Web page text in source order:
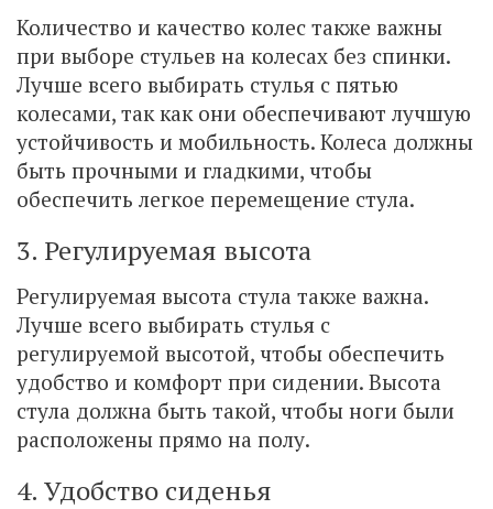
Количество и качество колес также важны
при выборе стульев на колесах без спинки.
Лучше всего выбирать стулья с пятью
колесами, так как они обеспечивают лучшую
устойчивость и мобильность. Колеса должны
быть прочными и гладкими, чтобы
обеспечить легкое перемещение стула.
3. Регулируемая высота
Регулируемая высота стула также важна.
Лучше всего выбирать стулья с
регулируемой высотой, чтобы обеспечить
удобство и комфорт при сидении. Высота
стула должна быть такой, чтобы ноги были
расположены прямо на полу.
4. Удобство сиденья